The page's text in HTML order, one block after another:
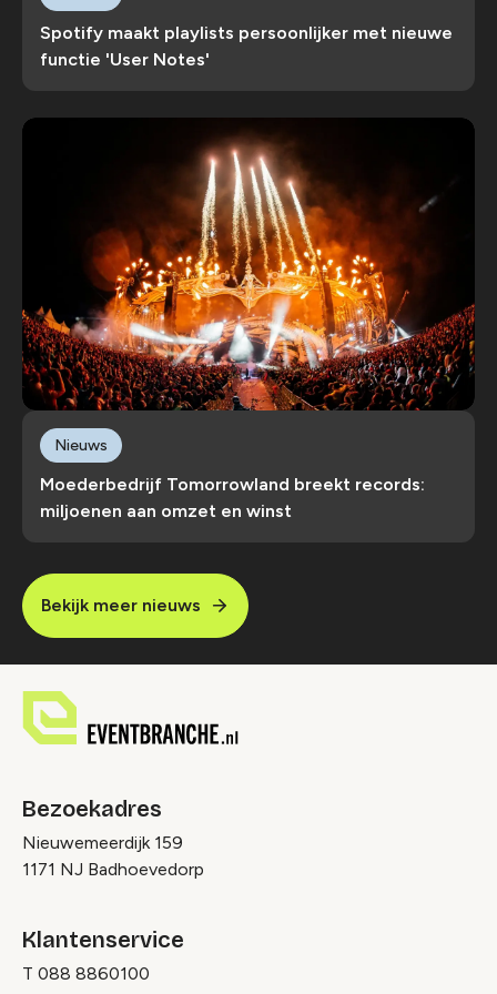
Spotify maakt playlists persoonlijker met nieuwe
functie 'User Notes'
Moederbedrijf Tomorrowland breekt records:
miljoenen aan omzet en winst
Nieuws
Bekijk meer nieuws
Bezoekadres
Nieuwemeerdijk 159
1171 NJ Badhoevedorp
Klantenservice
T 088 8860100